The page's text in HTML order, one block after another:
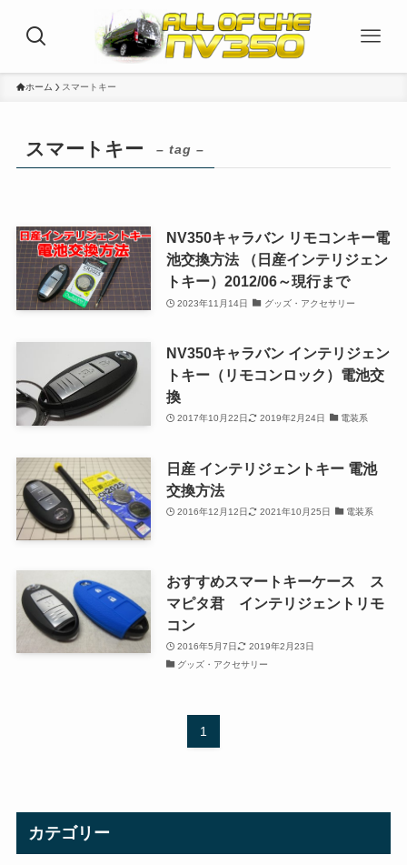
ホーム スマートキー
スマートキー – tag –
NV350キャラバン リモコンキー電
池交換方法 （日産インテリジェン
トキー）2012/06～現行まで
2023年11月14日 グッズ・アクセサリー
NV350キャラバン インテリジェン
トキー（リモコンロック）電池交
換
2017年10月22日 2019年2月24日 電装系
日産 インテリジェントキー 電池
交換方法
2016年12月12日 2021年10月25日 電装系
おすすめスマートキーケース ス
マピタ君 インテリジェントリモ
コン
2016年5月7日
2019年2月23日
グッズ・アクセサリー
1
カテゴリー